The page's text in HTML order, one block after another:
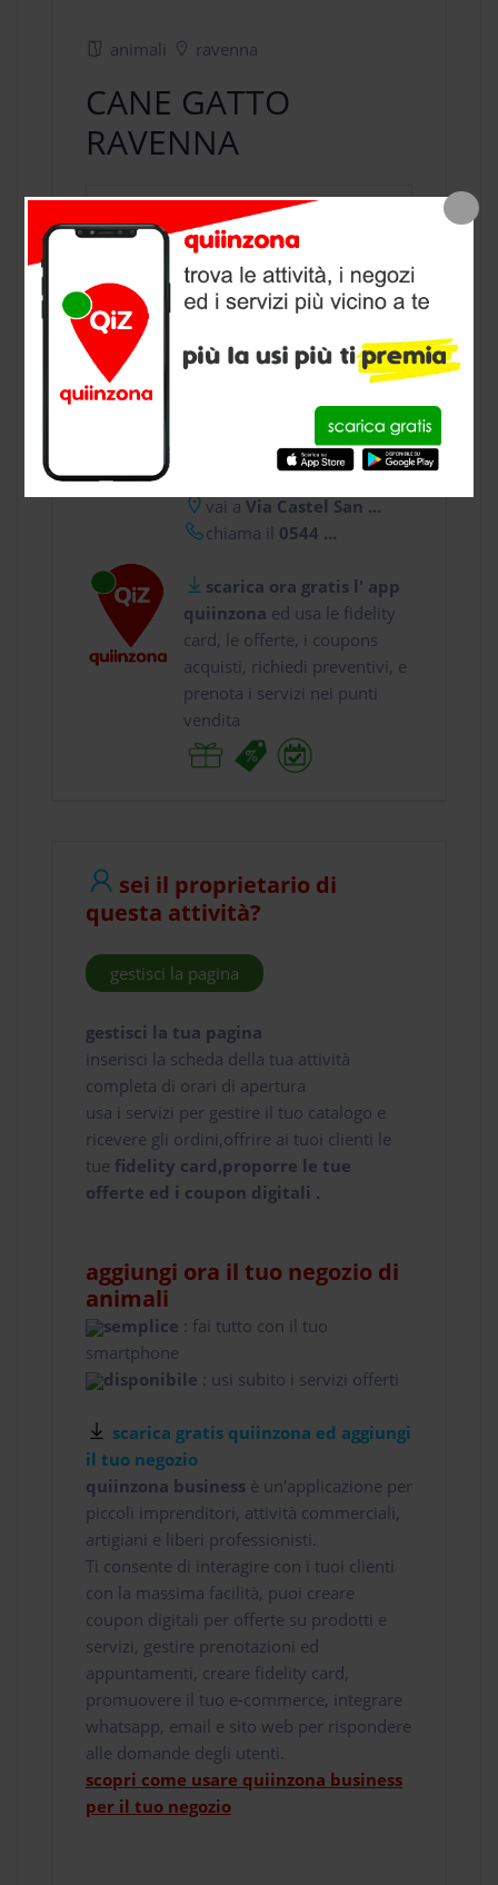
animali ravenna
CANE GATTO
RAVENNA
a Ravenna, provincia
di Ravenna
CONTATTI
vai aVia Castel San ...
chiama il 0544 ...
scarica ora gratis l' app
quiinzona ed usa le fidelity
card, le offerte, i coupons
acquisti, richiedi preventivi, e
prenota i servizi nei punti
vendita
sei il proprietario di
questa attività?
gestisci la pagina
gestisci la tua pagina
inserisci la scheda della tua attività
completa di orari di apertura
usa i servizi per gestire il tuo catalogo e
ricevere gli ordini,offrire ai tuoi clienti le
tue fidelity card,proporre le tue
offerte ed i coupon digitali .
aggiungi ora il tuo negozio di
animali
semplice : fai tutto con il tuo
smartphone
disponibile : usi subito i servizi offerti
scarica gratis quiinzona ed aggiungi
il tuo negozio
quiinzona business è un'applicazione per
piccoli imprenditori, attività commerciali,
artigiani e liberi professionisti.
Ti consente di interagire con i tuoi clienti
con la massima facilità, puoi creare
coupon digitali per offerte su prodotti e
servizi, gestire prenotazioni ed
appuntamenti, creare fidelity card,
promuovere il tuo e-commerce, integrare
whatsapp, email e sito web per rispondere
alle domande degli utenti.
scopri come usare quiinzona business
per il tuo negozio